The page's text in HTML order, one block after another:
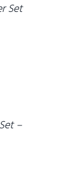
Set
–